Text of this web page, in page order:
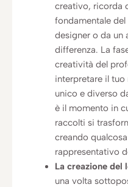
creativo, ricorda
fondamentale
designer o da un
differenza. La
creatività del
interpretare il tuo
unico e diverso
è il momento in
raccolti si
creando
rappresentativo
La creazione del
una volta